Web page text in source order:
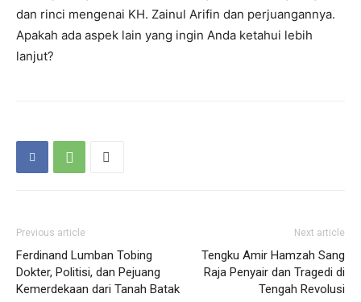
dan rinci mengenai KH. Zainul Arifin dan perjuangannya.
Apakah ada aspek lain yang ingin Anda ketahui lebih
lanjut?
Previous article
Ferdinand Lumban Tobing
Dokter, Politisi, dan Pejuang
Kemerdekaan dari Tanah Batak
Next article
Tengku Amir Hamzah Sang
Raja Penyair dan Tragedi di
Tengah Revolusi